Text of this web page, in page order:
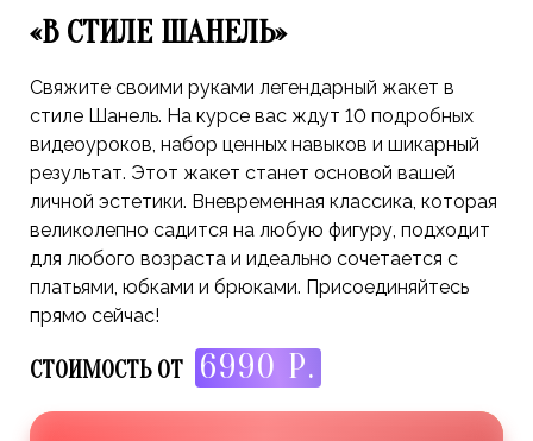
«В СТИЛЕ ШАНЕЛЬ»
Свяжите своими руками легендарный жакет в
стиле Шанель. На курсе вас ждут 10 подробных
видеоуроков, набор ценных навыков и шикарный
результат. Этот жакет станет основой вашей
личной эстетики. Вневременная классика, которая
великолепно садится на любую фигуру, подходит
для любого возраста и идеально сочетается с
платьями, юбками и брюками. Присоединяйтесь
прямо сейчас!
СТОИМОСТЬ ОТ 6990 Р.